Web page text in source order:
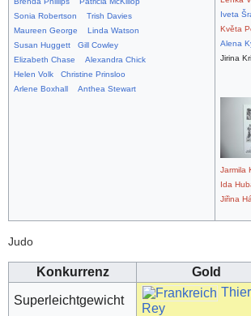
Sonia Robertson
Trish Davies
Maureen George
Linda Watson
Susan Huggett
Gill Cowley
Elizabeth Chase
Alexandra Chick
Helen Volk
Christine Prinsloo
Arlene Boxhall
Anthea Stewart
Iveta
Květa
Alena
Jirina
Jarmila
Ida
Jiřina
Judo
Konkurrenz Gold
Superleichtgewicht
Rey